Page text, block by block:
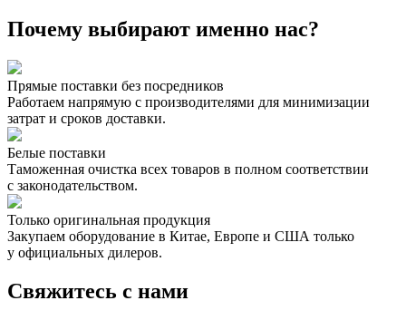
Почему выбирают именно нас?
Прямые поставки без посредников
Работаем напрямую с производителями для минимизации
затрат и сроков доставки.
Белые поставки
Таможенная очистка всех товаров в полном соответствии
с законодательством.
Только оригинальная продукция
Закупаем оборудование в Китае, Европе и США только
у официальных дилеров.
Свяжитесь с нами